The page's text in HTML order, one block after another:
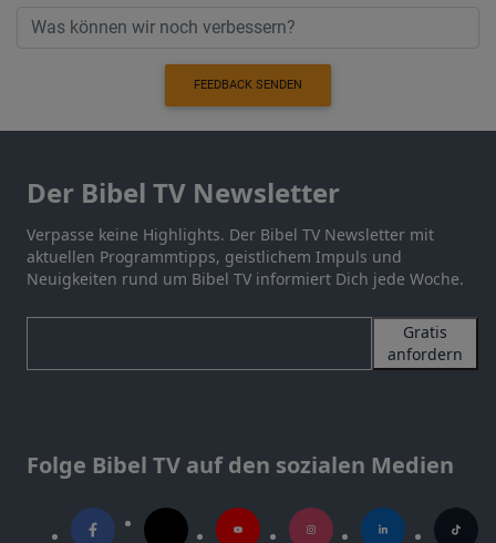
FEEDBACK SENDEN
Der Bibel TV Newsletter
Verpasse keine Highlights. Der Bibel TV Newsletter mit
aktuellen Programmtipps, geistlichem Impuls und
Neuigkeiten rund um Bibel TV informiert Dich jede Woche.
Gratis
anfordern
Folge Bibel TV auf den sozialen Medien